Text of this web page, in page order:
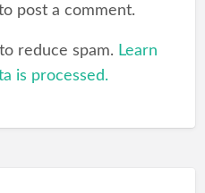
post a comment.
reduce spam. Learn
is processed.